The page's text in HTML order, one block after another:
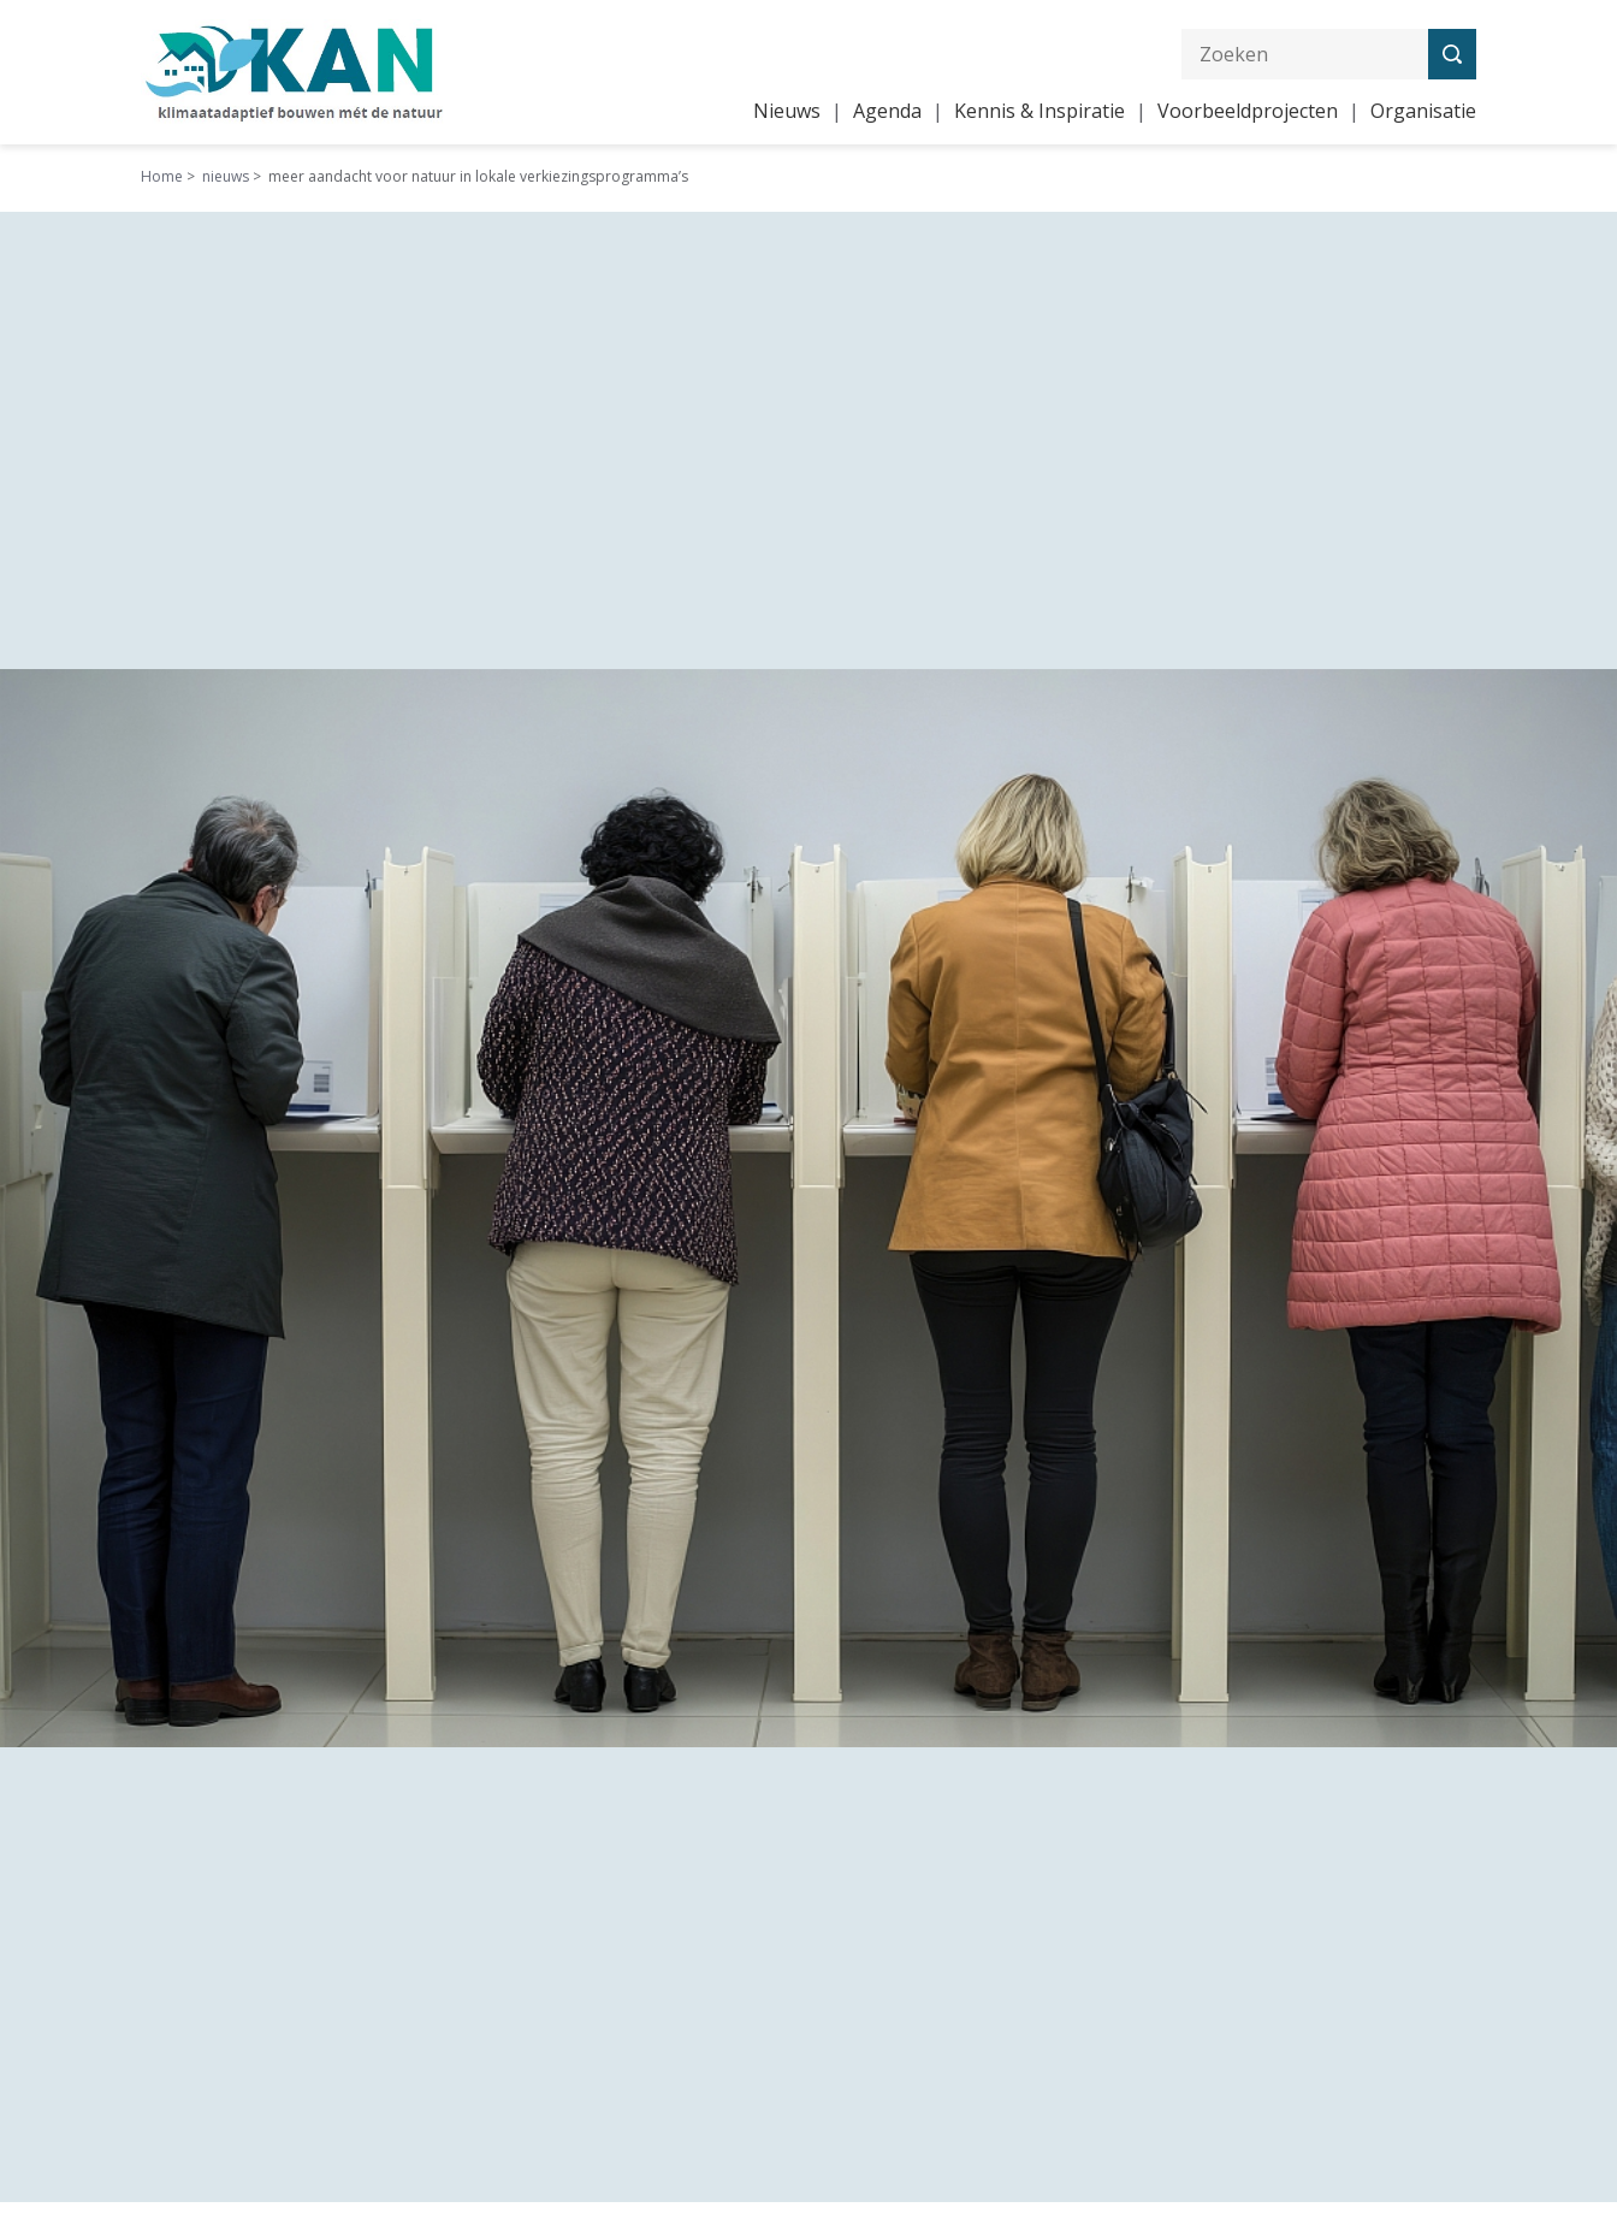
Nieuws Agenda Kennis & Inspiratie Voorbeeldprojecten Organisatie
Home nieuws meer aandacht voor natuur in lokale verkiezingsprogramma’s